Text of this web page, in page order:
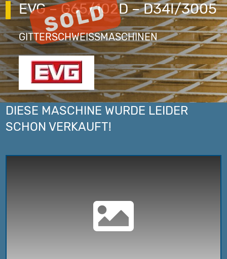
EVG – G65/102D – D34I/3005
GITTERSCHWEISSMASCHINEN
DIESE MASCHINE WURDE LEIDER
SCHON VERKAUFT!